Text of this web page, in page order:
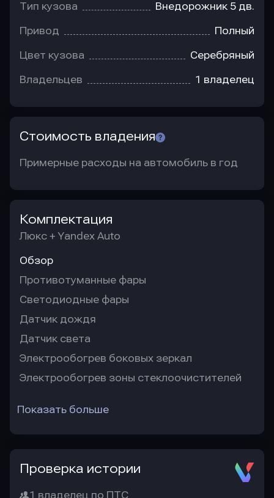
Тип кузова Внедорожник 5 дв.
Привод Полный
Цвет кузова Серебряный
Владельцев 1 владелец
Стоимость владения
Примерные расходы на автомобиль в год
Комплектация
Люкс + Yandex Auto
Обзор
Противотуманные фары
Светодиодные фары
Датчик дождя
Датчик света
Электрообогрев боковых зеркал
Электрообогрев зоны стеклоочистителей
Показать больше
Проверка истории
1 владелец по ПТС